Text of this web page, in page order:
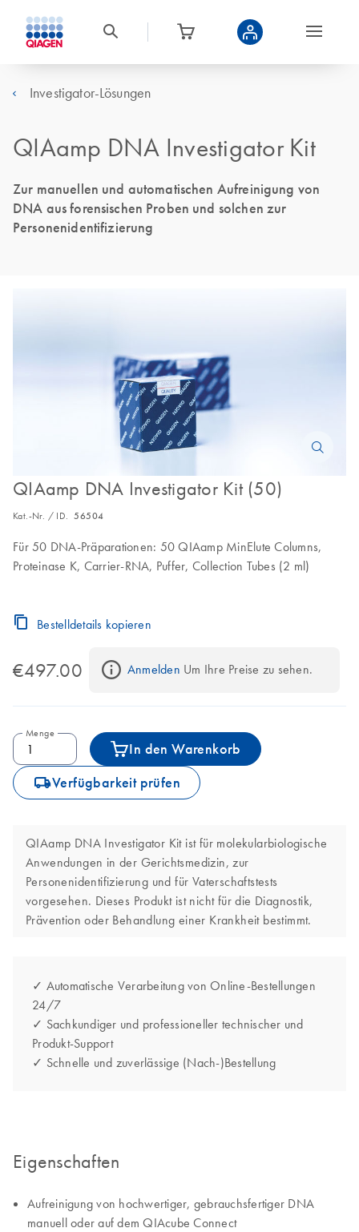
Investigator-Lösungen
QIAamp DNA Investigator Kit
Zur manuellen und automatischen Aufreinigung von
DNA aus forensischen Proben und solchen zur
Personenidentifizierung
QIAamp DNA Investigator Kit (50)
Kat.-Nr. / ID.56504
Für 50 DNA-Präparationen: 50 QIAamp MinElute Columns,
Proteinase K, Carrier-RNA, Puffer, Collection Tubes (2 ml)
Bestelldetails kopieren
€497.00 Anmelden Um Ihre Preise zu sehen.
Menge
In den Warenkorb
icon_0062_deliver-s Verfügbarkeit prüfen
QIAamp DNA Investigator Kit ist für molekularbiologische
Anwendungen in der Gerichtsmedizin, zur
Personenidentifizierung und für Vaterschaftstests
vorgesehen. Dieses Produkt ist nicht für die Diagnostik,
Prävention oder Behandlung einer Krankheit bestimmt.
✓ Automatische Verarbeitung von Online-Bestellungen
24/7
✓ Sachkundiger und professioneller technischer und
Produkt-Support
✓ Schnelle und zuverlässige (Nach-)Bestellung
Eigenschaften
Aufreinigung von hochwertiger, gebrauchsfertiger DNA
manuell oder auf dem QIAcube Connect